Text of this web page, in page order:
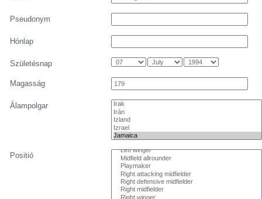
Pseudonym
Hónlap
Születésnap
Magasság
Álampolgar
Positió